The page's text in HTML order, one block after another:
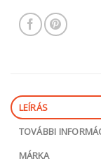
LEÍRÁS
TOVÁBBI
MÁRKA